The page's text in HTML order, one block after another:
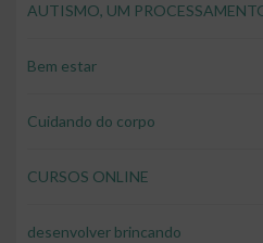
AUTISMO, UM
Bem estar
Cuidando do corpo
CURSOS ONLINE
desenvolver brincando